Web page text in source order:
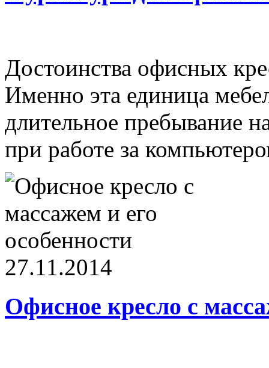
Достоинства офисных
Именно эта единица
длительное пребывание
при работе за
27.11.2014
Офисное кресло с